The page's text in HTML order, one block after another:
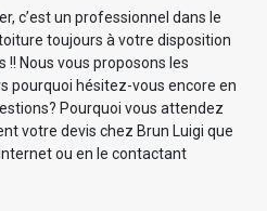
c’est un professionnel dans le
toujours à votre disposition
Nous vous proposons les
pourquoi hésitez-vous encore en
Pourquoi vous attendez
votre devis chez Brun Luigi que
ou en le contactant